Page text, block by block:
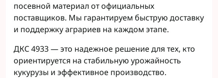
посевной материал от официальных
поставщиков. Мы гарантируем быструю доставку
и поддержку аграриев на каждом этапе.
ДКС 4933 — это надежное решение для тех, кто
ориентируется на стабильную урожайность
кукурузы и эффективное производство.